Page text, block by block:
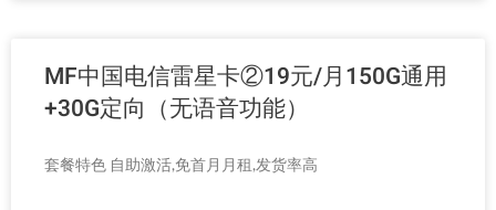
MF中国电信雷星卡②19元/月150G通用
+30G定向（无语音功能）
套餐特色 自助激活,免首月月租,发货率高